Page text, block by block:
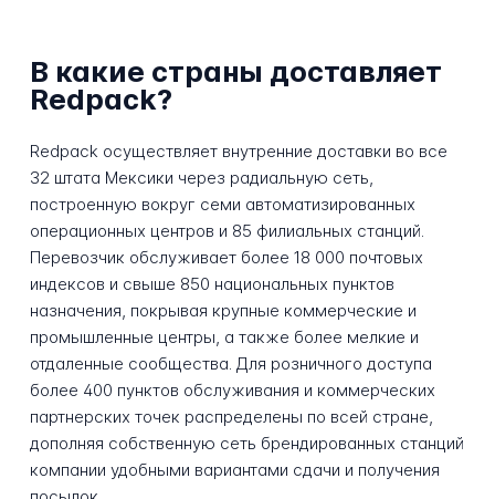
В какие страны доставляет
Redpack?
Redpack осуществляет внутренние доставки во все
32 штата Мексики через радиальную сеть,
построенную вокруг семи автоматизированных
операционных центров и 85 филиальных станций.
Перевозчик обслуживает более 18 000 почтовых
индексов и свыше 850 национальных пунктов
назначения, покрывая крупные коммерческие и
промышленные центры, а также более мелкие и
отдаленные сообщества. Для розничного доступа
более 400 пунктов обслуживания и коммерческих
партнерских точек распределены по всей стране,
дополняя собственную сеть брендированных станций
компании удобными вариантами сдачи и получения